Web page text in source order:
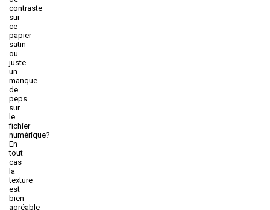
contraste
sur
ce
papier
satin
ou
juste
un
manque
de
peps
sur
le
fichier
numérique?
En
tout
cas
la
texture
est
bien
agréable